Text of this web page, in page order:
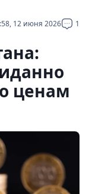
12 июня 2026 1
ценам